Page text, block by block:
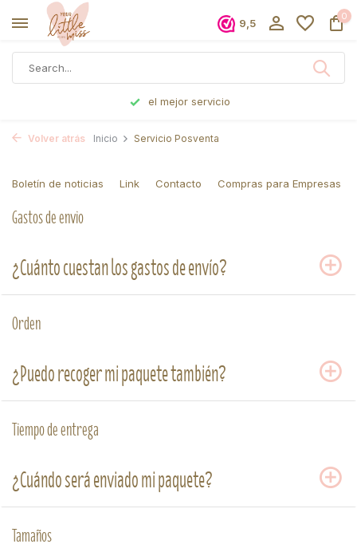
9,5
0
el mejor servicio
Volver atrás Inicio Servicio Posventa
Boletín de noticias Link Contacto Compras para Empresas
Gastos de envio
¿Cuánto cuestan los gastos de envío?
Orden
¿Puedo recoger mi paquete también?
Tiempo de entrega
¿Cuándo será enviado mi paquete?
Tamaños